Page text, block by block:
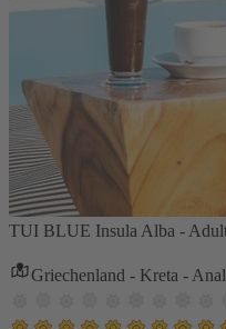
TUI BLUE Insula Alba -
Griechenland - Kreta -